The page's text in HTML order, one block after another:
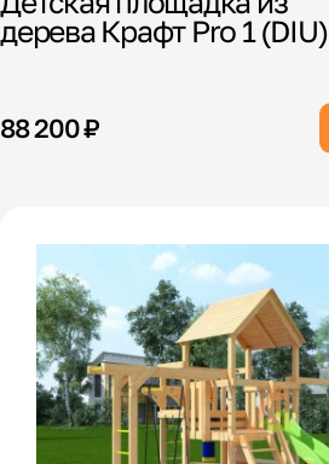
дерева Крафт Pro 1 (DIU)
88 200 ₽